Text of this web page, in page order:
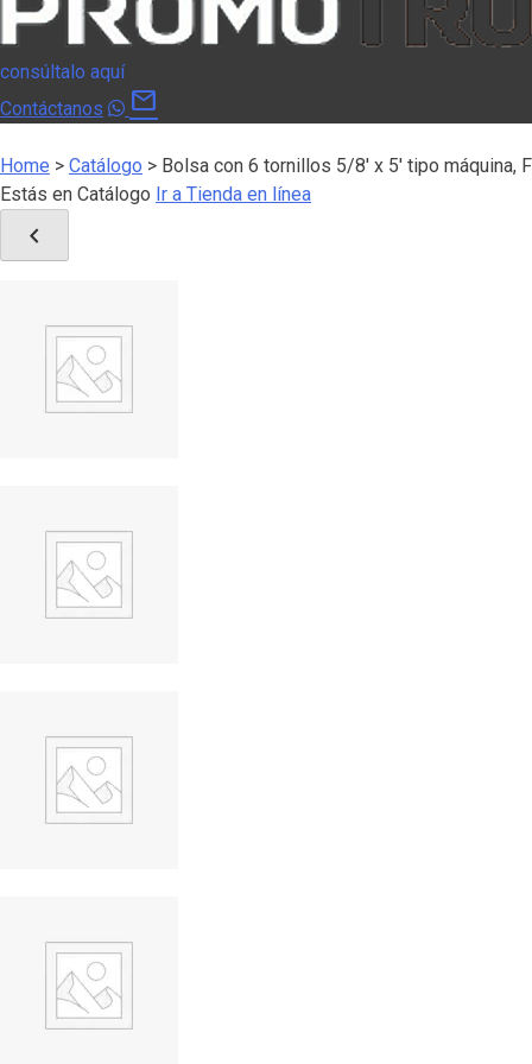
consúltalo aquí
Contáctanos
mail
Home > Catálogo > Bolsa con 6 tornillos 5/8′ x 5′ tipo máquina,
Estás en Catálogo Ir a Tienda en línea
chevron_left